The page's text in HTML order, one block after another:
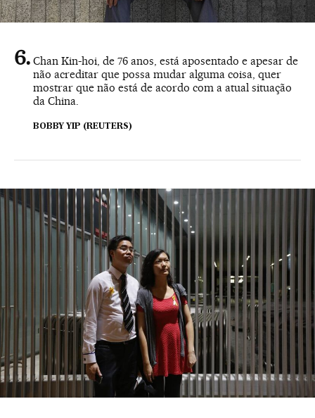
Chan Kin-hoi, de 76 anos, está aposentado e apesar de
não acreditar que possa mudar alguma coisa, quer
mostrar que não está de acordo com a atual situação
da China.
BOBBY YIP (REUTERS)